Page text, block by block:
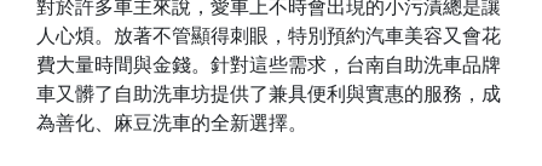
對於許多車主來說，愛車上不時會出現的小污漬總是讓
人心煩。放著不管顯得刺眼，特別預約汽車美容又會花
費大量時間與金錢。針對這些需求，台南自助洗車品牌
車又髒了自助洗車坊提供了兼具便利與實惠的服務，成
為善化、麻豆洗車的全新選擇。